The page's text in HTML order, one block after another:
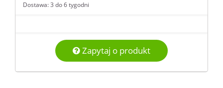
Dostawa: 3 do 6 tygodni
Zapytaj o produkt